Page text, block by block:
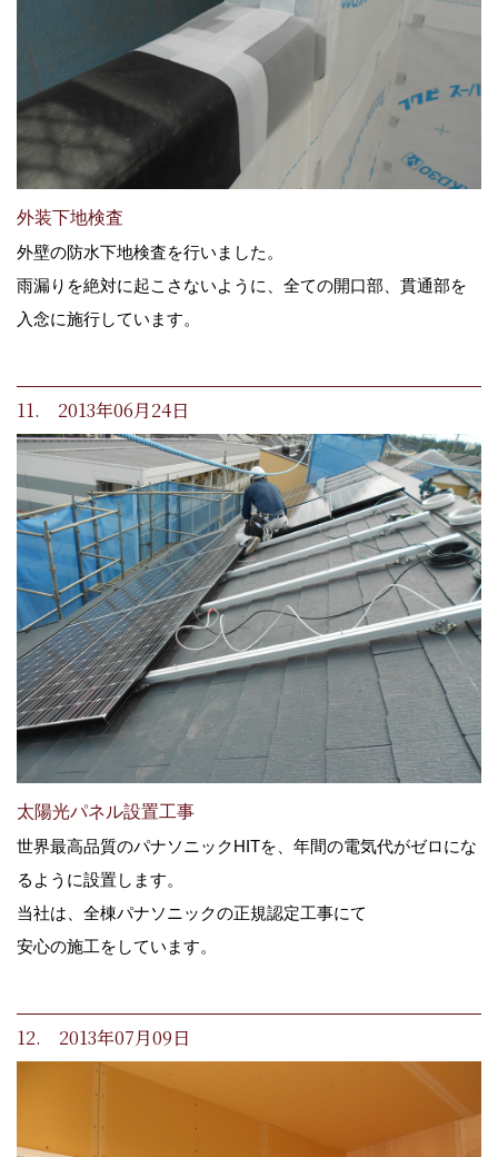
外装下地検査
外壁の防水下地検査を行いました。
雨漏りを絶対に起こさないように、全ての開口部、貫通部を
入念に施行しています。
11. 2013年06月24日
太陽光パネル設置工事
世界最高品質のパナソニックHITを、年間の電気代がゼロにな
るように設置します。
当社は、全棟パナソニックの正規認定工事にて
安心の施工をしています。
12. 2013年07月09日